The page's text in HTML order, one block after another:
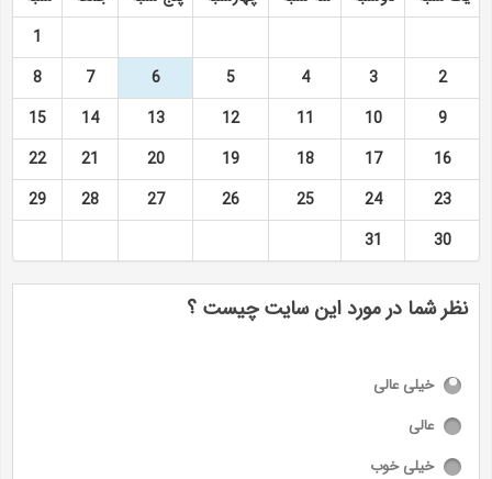
1
2
3
4
5
6
7
8
9
10
11
12
13
14
15
16
17
18
19
20
21
22
23
24
25
26
27
28
29
30
31
نظر شما در مورد این سایت چیست ؟
خیلی عالی
عالی
خیلی خوب